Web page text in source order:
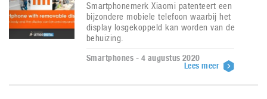
Smartphonemerk Xiaomi patenteert een
bijzondere mobiele telefoon waarbij het
display losgekoppeld kan worden van de
behuizing.
Smartphones - 4 augustus 2020
Lees meer